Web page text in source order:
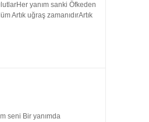
yanım sanki Öfkeden
Artık uğraş zamanıdırArtık
seni Bir yanımda